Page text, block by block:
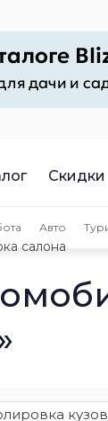
Скидки
Авто
салона